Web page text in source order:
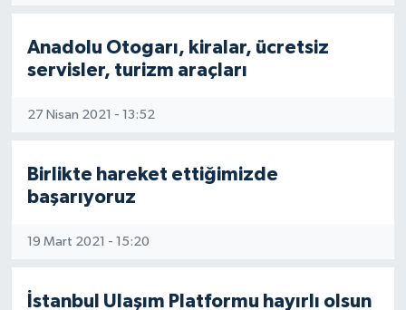
Anadolu Otogarı, kiralar, ücretsiz
servisler, turizm araçları
27 Nisan 2021 - 13:52
Birlikte hareket ettiğimizde
başarıyoruz
19 Mart 2021 - 15:20
İstanbul Ulaşım Platformu hayırlı olsun